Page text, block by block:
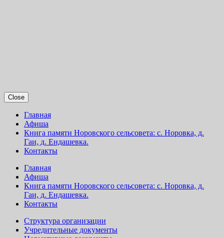
Close
Главная
Афиша
Книга памяти Норовского сельсовета: с. Норовка, д.
Гаи, д. Ендашевка.
Контакты
Главная
Афиша
Книга памяти Норовского сельсовета: с. Норовка, д.
Гаи, д. Ендашевка.
Контакты
Структура организации
Учредительные документы